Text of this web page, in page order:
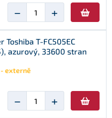
− +
Toshiba T-FC505EC
azurový, 33600 stran
externě
− +